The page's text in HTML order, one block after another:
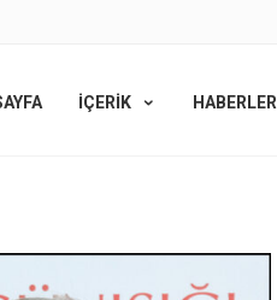
İÇERİK HABERLER